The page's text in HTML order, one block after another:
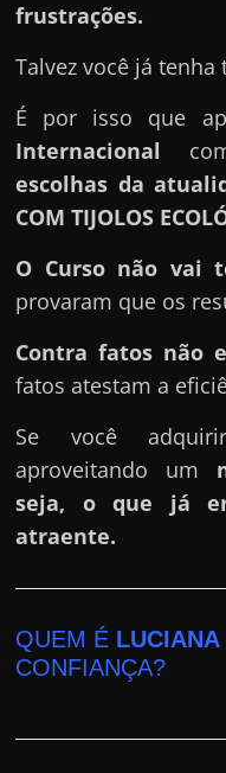
frustrações.
Talvez você já
É por isso que
Internacional
escolhas da
COM TIJOLOS
O Curso não vai
provaram que os
Contra fatos não
fatos atestam a
Se você
aproveitando um
seja, o que já
atraente.
QUEM É
CONFIANÇA?